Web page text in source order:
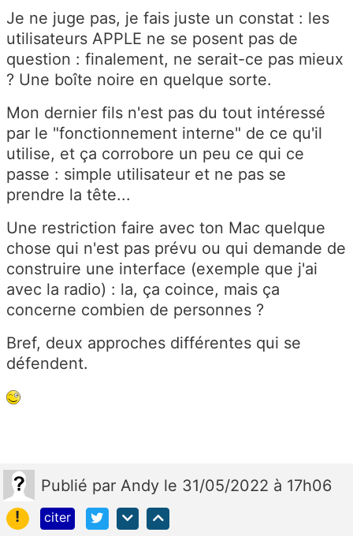
Je ne juge pas, je fais juste un constat : les
utilisateurs APPLE ne se posent pas de
question : finalement, ne serait-ce pas mieux
? Une boîte noire en quelque sorte.
Mon dernier fils n'est pas du tout intéressé
par le "fonctionnement interne" de ce qu'il
utilise, et ça corrobore un peu ce qui ce
passe : simple utilisateur et ne pas se
prendre la tête...
Une restriction faire avec ton Mac quelque
chose qui n'est pas prévu ou qui demande de
construire une interface (exemple que j'ai
avec la radio) : la, ça coince, mais ça
concerne combien de personnes ?
Bref, deux approches différentes qui se
défendent.
Publié par Andy le 31/05/2022 à 17h06
!
citer